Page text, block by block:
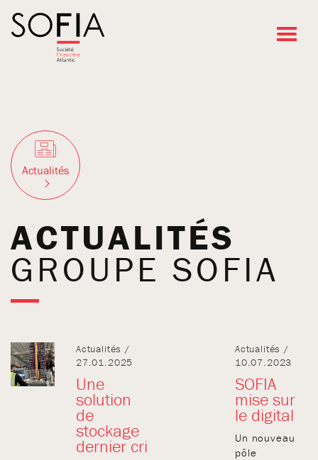
Go
to
Actualités
ACTUALITÉS
GROUPE SOFIA
Actualités /
27.01.2025
Une
solution
de
stockage
dernier cri
Actualités /
10.07.2023
SOFIA
mise sur
le digital
Un nouveau
pôle